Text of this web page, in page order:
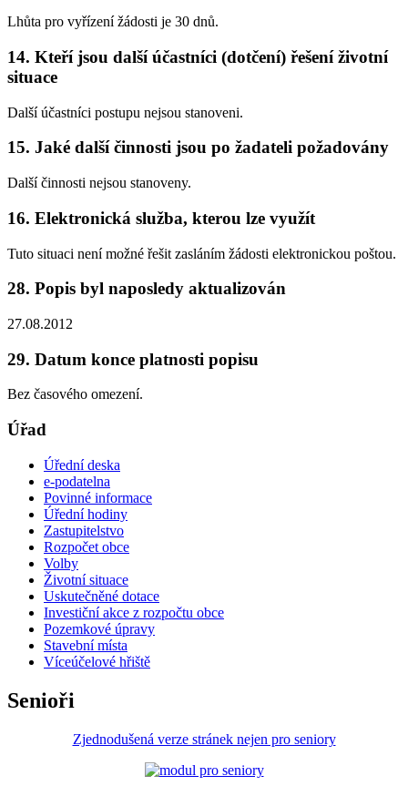
Lhůta pro vyřízení žádosti je 30 dnů.
14. Kteří jsou další účastníci (dotčení) řešení životní
situace
Další účastníci postupu nejsou stanoveni.
15. Jaké další činnosti jsou po žadateli požadovány
Další činnosti nejsou stanoveny.
16. Elektronická služba, kterou lze využít
Tuto situaci není možné řešit zasláním žádosti elektronickou poštou.
28. Popis byl naposledy aktualizován
27.08.2012
29. Datum konce platnosti popisu
Bez časového omezení.
Úřad
Úřední deska
e-podatelna
Povinné informace
Úřední hodiny
Zastupitelstvo
Rozpočet obce
Volby
Životní situace
Uskutečněné dotace
Investiční akce z rozpočtu obce
Pozemkové úpravy
Stavební místa
Víceúčelové hřiště
Senioři
Zjednodušená verze stránek nejen pro seniory